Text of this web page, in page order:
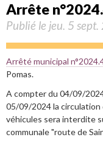
Arrête
Publié le jeu. 5
Arrêté municipal
Pomas.
A compter du 04/09/
05/09/2024 la circulation
véhicules sera interdite
communale "route de